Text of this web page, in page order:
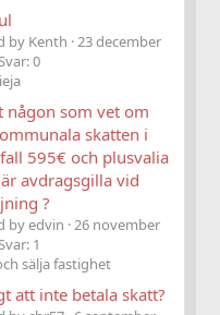
by Kenth 23 december
0
någon som vet om
skatten i
595€ och plusvalia
avdragsgilla vid
?
by edvin 26 november
1
sälja fastighet
att inte betala skatt?